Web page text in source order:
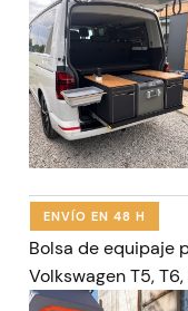
Bolsa de equipaje
Volkswagen T5, T6,
ENVÍO EN 48 H